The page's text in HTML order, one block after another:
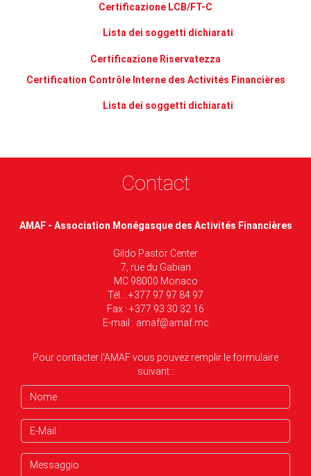
Certificazione LCB/FT-C
Lista dei soggetti dichiarati
Certificazione Riservatezza
Certification Contrôle Interne des Activités Financières
Lista dei soggetti dichiarati
Contact
AMAF - Association Monégasque des Activités Financières
Gildo Pastor Center
7, rue du Gabian
MC 98000 Monaco
Tél. : +377 97 97 84 97
Fax : +377 93 30 32 16
E-mail : amaf@amaf.mc
Pour contacter l'AMAF vous pouvez remplir le formulaire
suivant :